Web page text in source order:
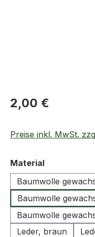
Regulärer Preis:
2,00 €
Preise inkl. MwSt.
Materialauswählen
Baumwolle
Baumwolle
Baumwolle
Leder, braun